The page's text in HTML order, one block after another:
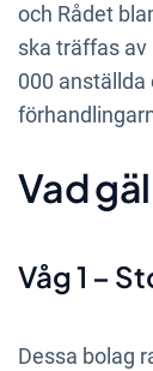
och Rådet
ska träffas av
000
Vad
Våg 1 –
Dessa bolag